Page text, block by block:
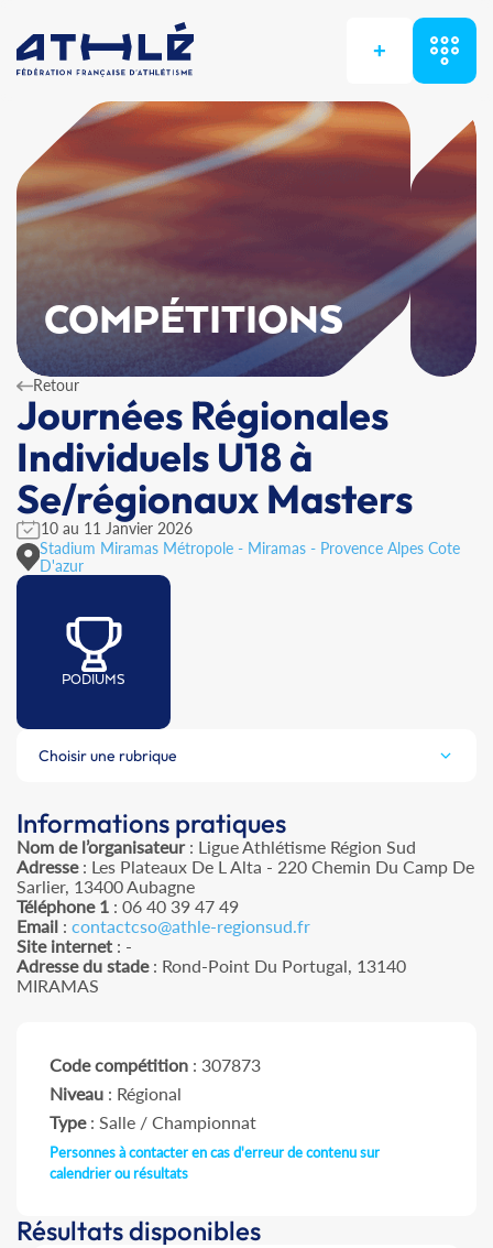
+
COMPÉTITIONS
Retour
Journées Régionales
Individuels U18 à
Se/régionaux Masters
10 au 11 Janvier 2026
Stadium Miramas Métropole - Miramas - Provence Alpes Cote
D'azur
PODIUMS
Choisir une rubrique
Informations pratiques
Nom de l’organisateur: Ligue Athlétisme Région Sud
Adresse: Les Plateaux De L Alta - 220 Chemin Du Camp De
Sarlier, 13400 Aubagne
Téléphone 1 : 06 40 39 47 49
Email : contactcso@athle-regionsud.fr
Site internet : -
Adresse du stade: Rond-Point Du Portugal, 13140
MIRAMAS
Code compétition : 307873
Niveau : Régional
Type: Salle / Championnat
Personnes à contacter en cas d'erreur de contenu sur
calendrier ou résultats
Résultats disponibles